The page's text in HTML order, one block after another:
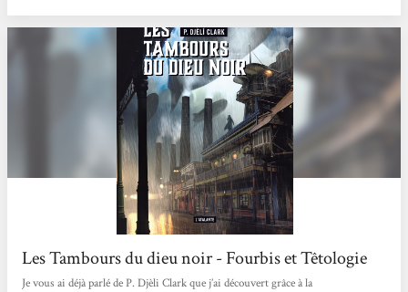
Les Tambours du dieu noir - Fourbis et Têtologie
Je vous ai déjà parlé de P. Djèli Clark que j’ai découvert grâce à la